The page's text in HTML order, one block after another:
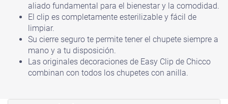
aliado fundamental para el bienestar y la comodidad.
El clip es completamente esterilizable y fácil de
limpiar.
Su cierre seguro te permite tener el chupete siempre a
mano y a tu disposición.
Las originales decoraciones de Easy Clip de Chicco
combinan con todos los chupetes con anilla.